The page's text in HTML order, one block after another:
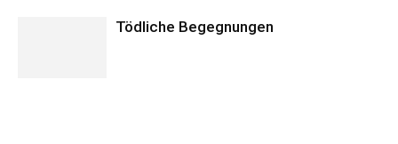
Tödliche Begegnungen